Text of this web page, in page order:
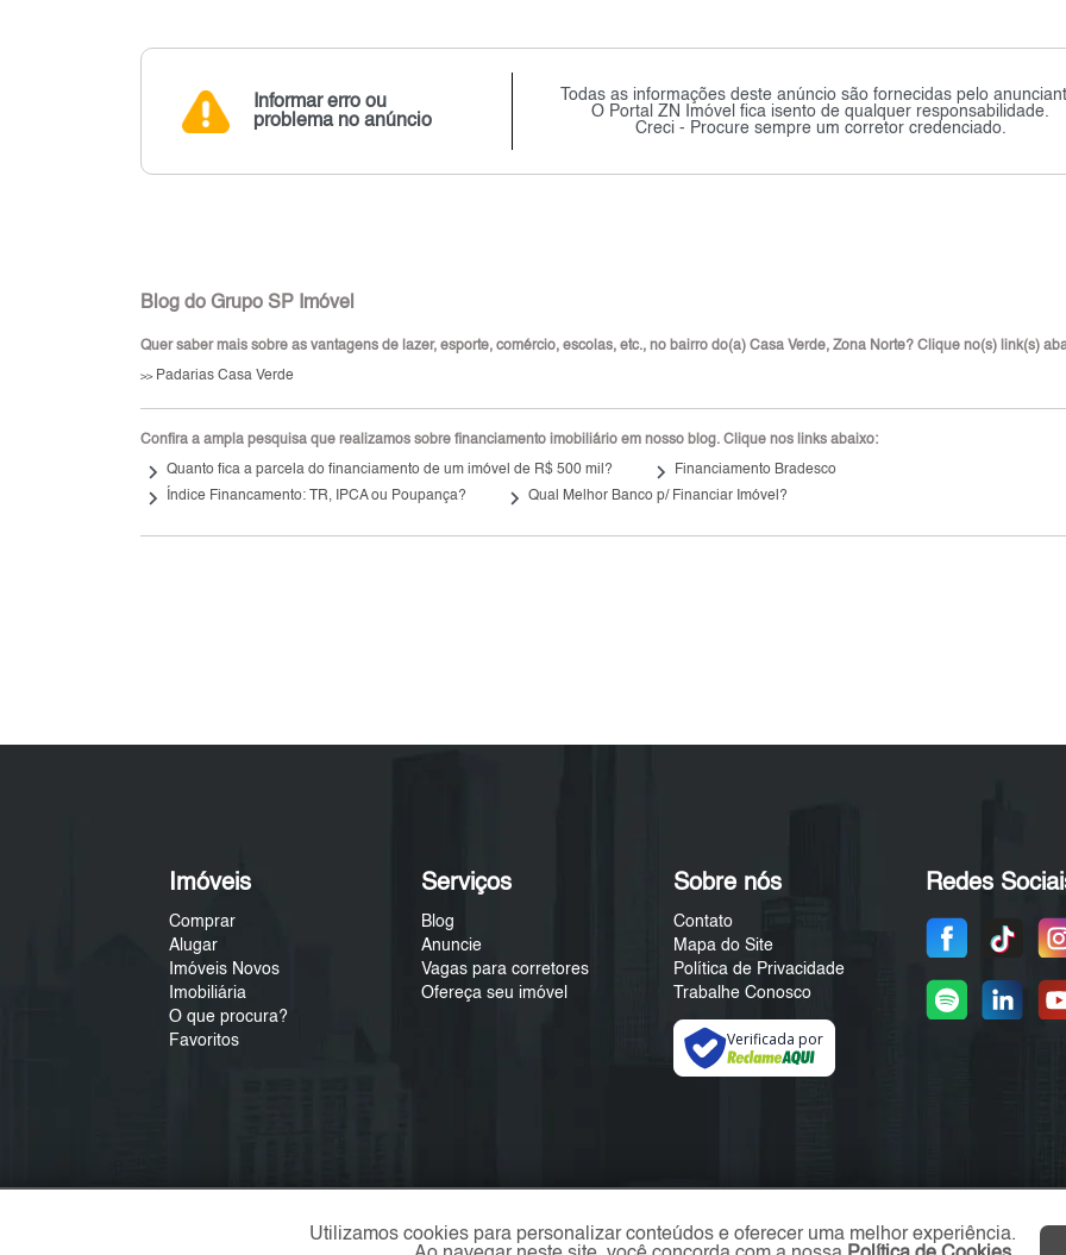
Informar erro ou
problema no anúncio
Todas as informações deste anúncio são fornecidas pelo
O Portal ZN Imóvel fica isento de qualquer responsabilidade.
Creci - Procure sempre um corretor credenciado.
Blog do Grupo SP Imóvel
Quer saber mais sobre as vantagens de lazer, esporte, comércio, escolas, etc., no bairro do(a) Casa Verde, Zona Norte? Clique no(s) link(s)
>>Padarias Casa Verde
Confira a ampla pesquisa que realizamos sobre financiamento imobiliário em nosso blog. Clique nos links abaixo:
keyboard_arrow_right Quanto fica a parcela do financiamento de um imóvel de R$ 500 mil? keyboard_arrow_right Financiamento Bradesco
keyboard_arrow_right Índice Financamento: TR, IPCA ou Poupança? keyboard_arrow_right Qual Melhor Banco p/ Financiar Imóvel?
Imóveis
Comprar
Alugar
Imóveis Novos
Imobiliária
O que procura?
Favoritos
Serviços
Blog
Anuncie
Vagas para corretores
Ofereça seu imóvel
Sobre nós
Contato
Mapa do Site
Política de Privacidade
Trabalhe Conosco
Verificada por
Redes
Utilizamos cookies para personalizar conteúdos e oferecer uma melhor experiência.